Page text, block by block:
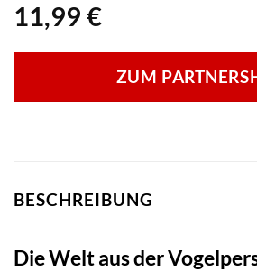
11,99 €
ZUM
BESCHREIBUNG
Die Welt aus der